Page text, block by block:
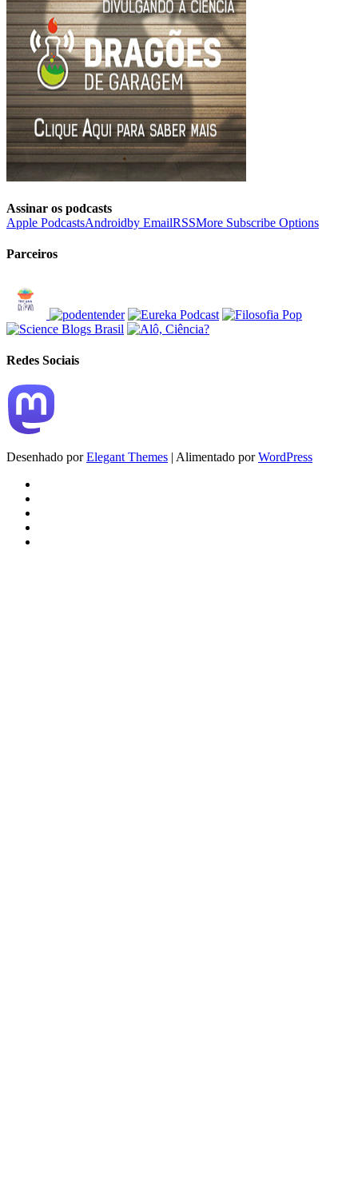
Assinar os podcasts
Apple PodcastsAndroidby EmailRSSMore Subscribe Options
Parceiros
Redes Sociais
Desenhado porElegant Themes | Alimentado porWordPress